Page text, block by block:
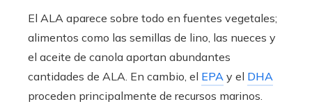
El ALA aparece sobre todo en fuentes vegetales;
alimentos como las semillas de lino, las nueces y
el aceite de canola aportan abundantes
cantidades de ALA. En cambio, el EPA y el DHA
proceden principalmente de recursos marinos.